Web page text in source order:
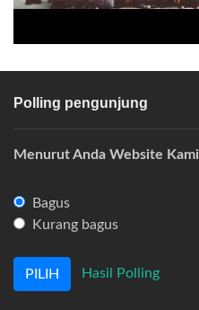
Polling pengunjung
Menurut Anda Website Kami
Bagus
Kurang bagus
Hasil Polling